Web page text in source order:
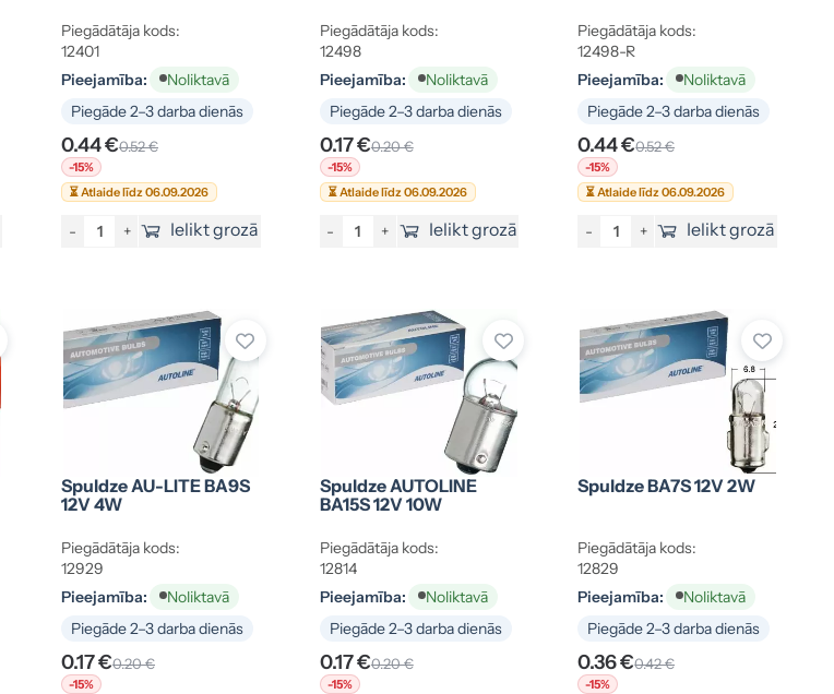
Piegādātāja kods:
12401
Pieejamība:
Noliktavā
Piegāde 2–3 darba dienās
0.44 €0.52 €
-15%
⏳ Atlaide līdz 06.09.2026
- + Ielikt grozā
Piegādātāja kods:
12498
Pieejamība:
Noliktavā
Piegāde 2–3 darba dienās
0.17 €0.20 €
-15%
⏳ Atlaide līdz 06.09.2026
- + Ielikt grozā
Piegādātāja kods:
12498-R
Pieejamība:
Noliktavā
Piegāde 2–3 darba dienās
0.44 €0.52 €
-15%
⏳ Atlaide līdz 06.09.2026
- + Ielikt grozā
Spuldze AU-LITE BA9S
12V 4W
Piegādātāja kods:
12929
Pieejamība:
Noliktavā
Piegāde 2–3 darba dienās
0.17 €0.20 €
-15%
Spuldze AUTOLINE
BA15S 12V 10W
Piegādātāja kods:
12814
Pieejamība:
Noliktavā
Piegāde 2–3 darba dienās
0.17 €0.20 €
-15%
Spuldze BA7S 12V 2W
Piegādātāja kods:
12829
Pieejamība:
Noliktavā
Piegāde 2–3 darba dienās
0.36 €0.42 €
-15%